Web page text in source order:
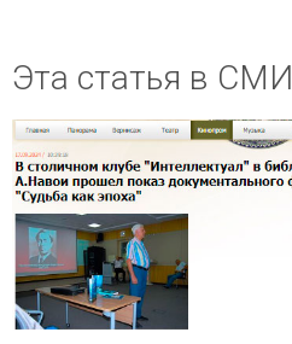
Эта статья в СМИ